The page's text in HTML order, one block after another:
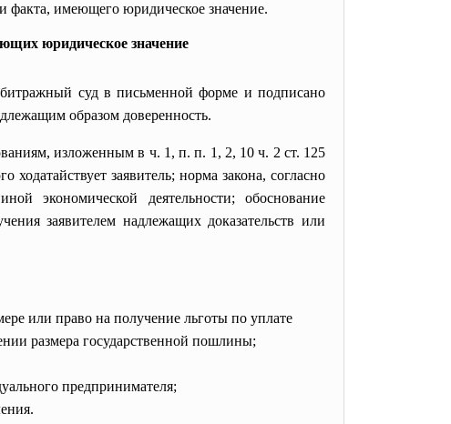
факта, имеющего юридическое значение.
юридическое значение
суд в письменной форме и подписано
образом доверенность.
изложенным в ч. 1, п. п. 1, 2, 10 ч. 2 ст. 125
заявитель; норма закона, согласно
экономической деятельности; обоснование
заявителем надлежащих доказательств или
или право на получение льготы по уплате
размера государственной пошлины;
предпринимателя;